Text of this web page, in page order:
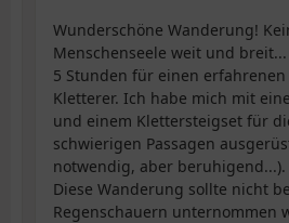
Wunderschöne Wanderung!
Menschenseele weit und
5 Stunden für einen
Kletterer. Ich habe mich mit
und einem Klettersteigset für
schwierigen Passagen
notwendig, aber beruhigend...).
Diese Wanderung sollte nicht
Regenschauern unternommen